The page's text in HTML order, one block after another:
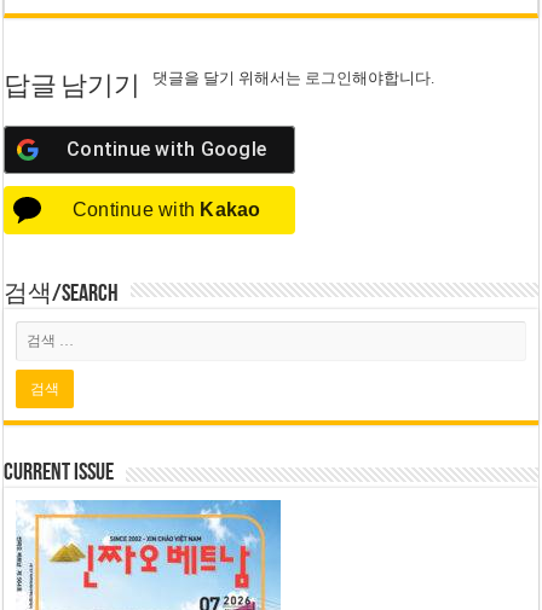
답글 남기기 댓글을 달기 위해서는 로그인해야합니다.
Continue with Google
Continue with Kakao
검색/Search
Current Issue